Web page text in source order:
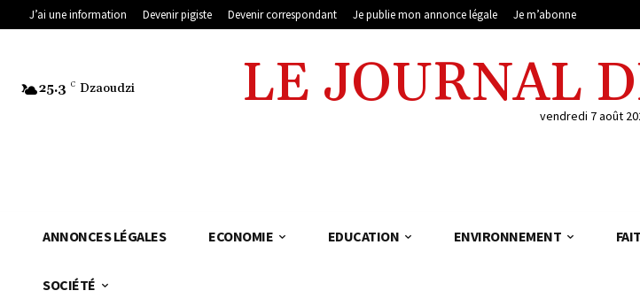
J’ai une information Devenir pigiste Devenir correspondant Je publie mon annonce légale Je m’abonne
25.3 C Dzaoudzi LE JOURNALvendredi 7 août
ANNONCES LÉGALES ECONOMIE EDUCATION ENVIRONNEMENT
SOCIÉTÉ